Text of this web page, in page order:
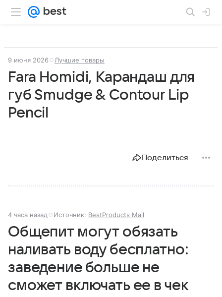
9 июня 2026 Лучшие товары
Fara Homidi, Карандаш для
губ Smudge & Contour Lip
Pencil
Поделиться
4 часа назад Источник: BestProducts Mail
Общепит могут обязать
наливать воду бесплатно:
заведение больше не
сможет включать ее в чек